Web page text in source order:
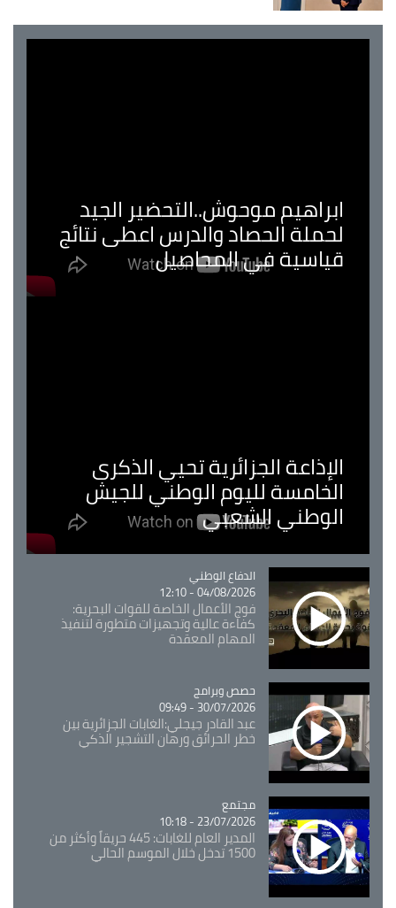
ابراهيم موحوش..التحضير الجيد
لحملة الحصاد والدرس اعطى نتائج
قياسية في المحاصيل
الإذاعة الجزائرية تحيي الذكرى
الخامسة لليوم الوطني للجيش
الوطني الشعبي
Catégorie
الدفاع الوطني
04/08/2026 - 12:10
فوج الأعمال الخاصة للقوات البحرية:
كفاءة عالية وتجهيزات متطورة لتنفيذ
المهام المعقدة
Catégorie
حصص وبرامج
30/07/2026 - 09:49
عبد القادر جيجلي:الغابات الجزائرية بين
خطر الحرائق ورهان التشجير الذكي
Catégorie
مجتمع
23/07/2026 - 10:18
المدير العام للغابات: 445 حريقاً وأكثر من
1500 تدخل خلال الموسم الحالي